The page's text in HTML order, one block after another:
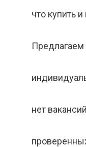
что купить
Предлагаем
нет